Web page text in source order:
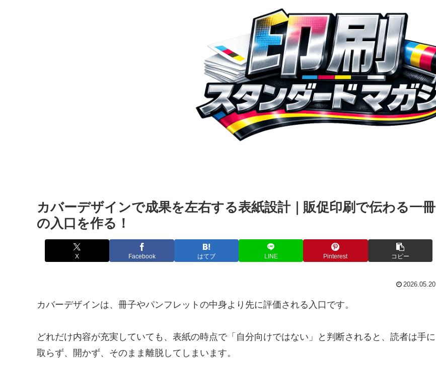
カバーデザインで成果を左右する表紙設計｜販促印刷で伝わる一冊
の入口を作る！
X Facebook はてブ LINE Pinterest コピー
2026.05.20
カバーデザインは、冊子やパンフレットの中身より先に評価される入口です。
どれだけ内容が充実していても、表紙の時点で「自分向けではない」と判断されると、読者は手に
取らず、開かず、そのまま離脱してしまいます。